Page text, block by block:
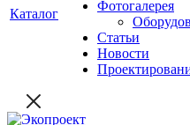
Каталог
Фотогалерея
Статьи
Новости